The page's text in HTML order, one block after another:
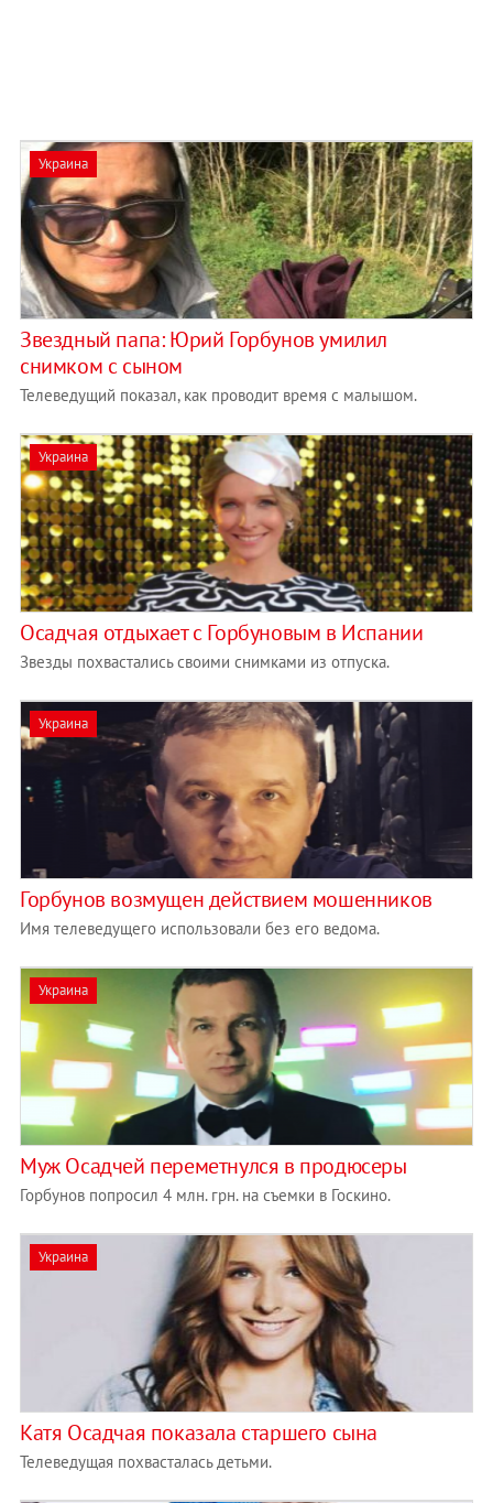
Украина
Звездный папа: Юрий Горбунов умилил
снимком с сыном
Телеведущий показал, как проводит время с малышом.
Украина
Осадчая отдыхает с Горбуновым в Испании
Звезды похвастались своими снимками из отпуска.
Украина
Горбунов возмущен действием мошенников
Имя телеведущего использовали без его ведома.
Украина
Муж Осадчей переметнулся в продюсеры
Горбунов попросил 4 млн. грн. на съемки в Госкино.
Украина
Катя Осадчая показала старшего сына
Телеведущая похвасталась детьми.